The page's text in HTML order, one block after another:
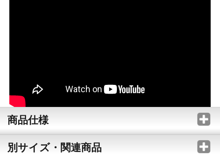
商品仕様
別サイズ・関連商品